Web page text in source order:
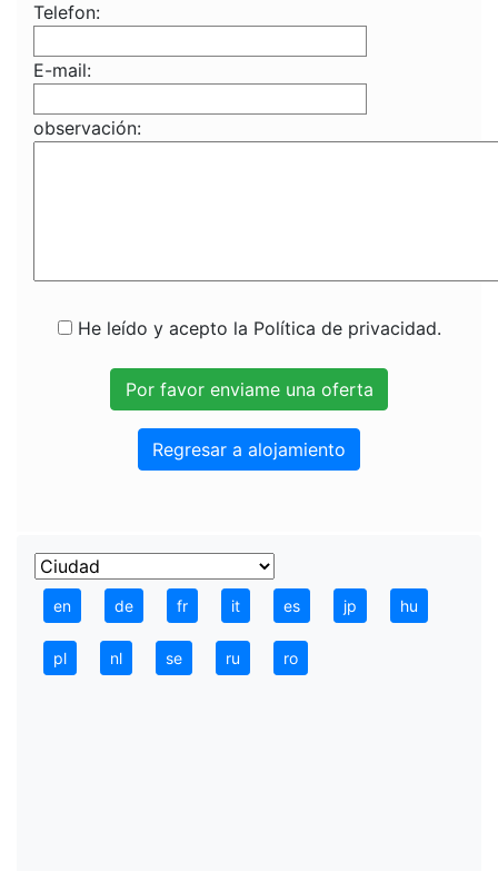
Telefon:
E-mail:
observación:
He leído y acepto la Política de privacidad.
Regresar a alojamiento
en de fr it es jp hu
pl nl se ru ro